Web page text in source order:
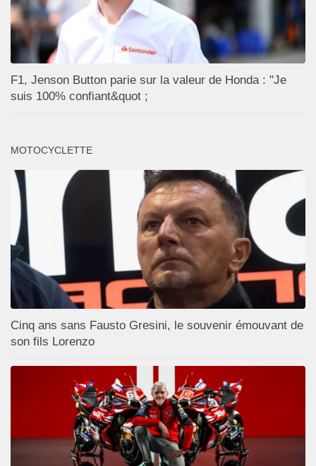
F1, Jenson Button parie sur la valeur de Honda : "Je
suis 100% confiant&quot ;
MOTOCYCLETTE
Cinq ans sans Fausto Gresini, le souvenir émouvant de
son fils Lorenzo